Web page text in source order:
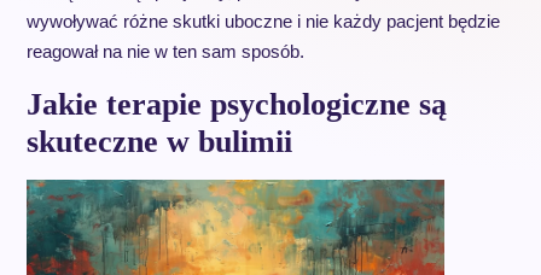
wywoływać różne skutki uboczne i nie każdy pacjent będzie
reagował na nie w ten sam sposób.
Jakie terapie psychologiczne są
skuteczne w bulimii